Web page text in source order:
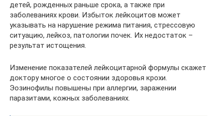
детей, рожденных раньше срока, а также при
заболеваниях крови. Избыток лейкоцитов может
указывать на нарушение режима питания, стрессовую
ситуацию, лейкоз, патологии почек. Их недостаток –
результат истощения.
Изменение показателей лейкоцитарной формулы скажет
доктору многое о состоянии здоровья крохи.
Эозинофилы повышены при аллергии, заражении
паразитами, кожных заболеваниях.